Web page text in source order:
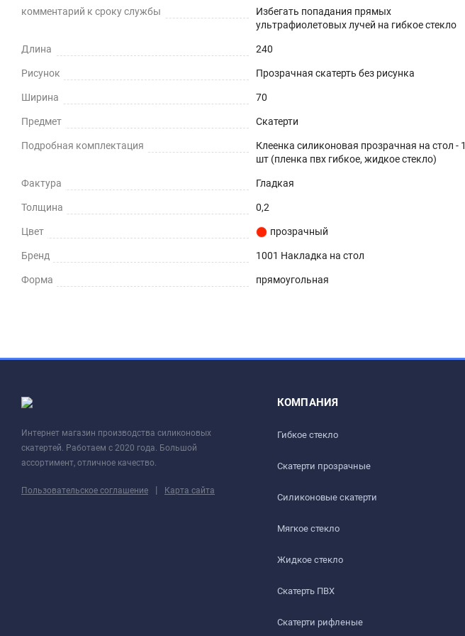
С наилучшими пожеланиями. Приятных вам покупок!
комментарий к сроку службы
Избегать попадания прямых
ультрафиолетовых лучей на гибкое стекло
Длина 240
Рисунок Прозрачная скатерть без рисунка
Ширина 70
Предмет Скатерти
Подробная комплектация
Клеенка силиконовая прозрачная на стол - 1
шт (пленка пвх гибкое, жидкое стекло)
Фактура Гладкая
Толщина 0,2
Цвет прозрачный
Бренд 1001 Накладка на стол
Форма прямоугольная
Интернет магазин производства силиконовых
скатертей. Работаем с 2020 года. Большой
ассортимент, отличное качество.
Пользовательское соглашение | Карта сайта
КОМПАНИЯ
Гибкое стекло
Скатерти прозрачные
Силиконовые скатерти
Мягкое стекло
Жидкое стекло
Скатерть ПВХ
Скатерти рифленые